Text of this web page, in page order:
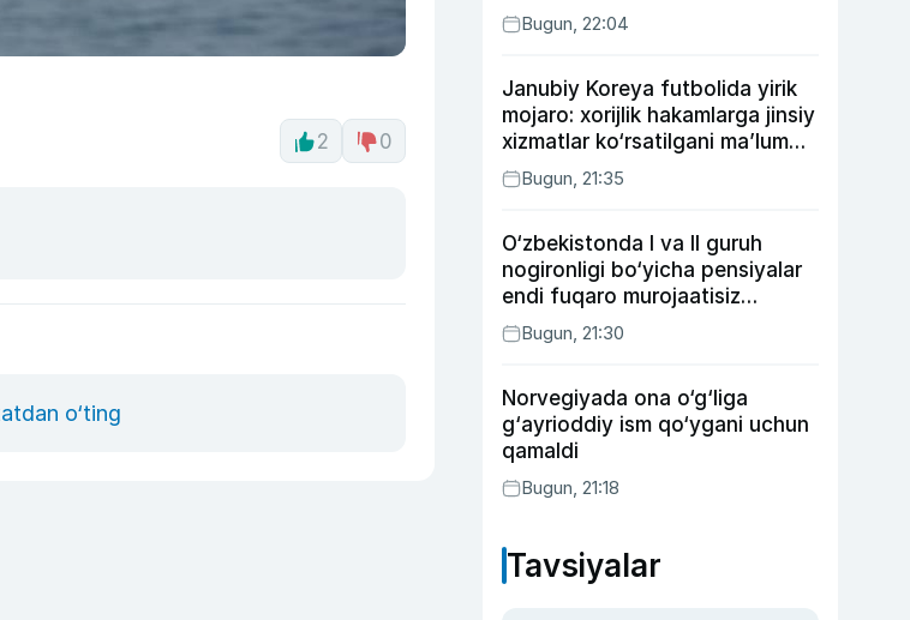
2 0
o‘ting
berilishi mumkin
Bugun, 22:04
Janubiy Koreya futbolida yirik
mojaro: xorijlik hakamlarga jinsiy
xizmatlar ko‘rsatilgani ma’lum
qilindi
Bugun, 21:35
O‘zbekistonda I va II guruh
nogironligi bo‘yicha pensiyalar
endi fuqaro murojaatisiz
tayinlanishi mumkin
Bugun, 21:30
Norvegiyada ona o‘g‘liga
g‘ayrioddiy ism qo‘ygani uchun
qamaldi
Bugun, 21:18
Tavsiyalar